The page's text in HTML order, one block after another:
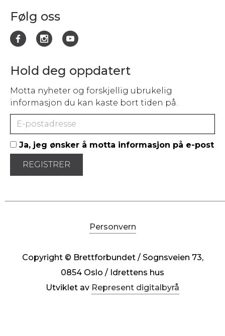
Følg oss
Hold deg oppdatert
Motta nyheter og forskjellig ubrukelig
informasjon du kan kaste bort tiden på.
Ja, jeg ønsker å motta informasjon på e-post
Personvern
Copyright © Brettforbundet / Sognsveien 73,
0854 Oslo / Idrettens hus
Utviklet av Represent digitalbyrå